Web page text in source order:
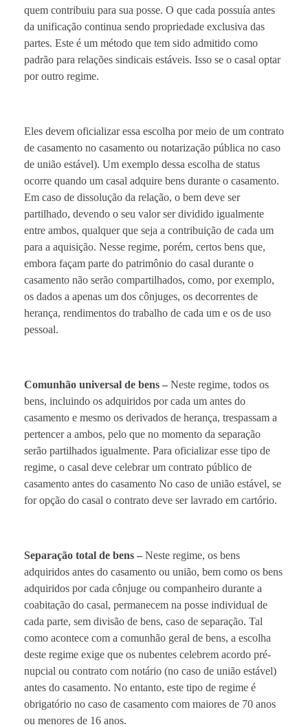
quem contribuiu para sua posse. O que cada possuía antes
da unificação continua sendo propriedade exclusiva das
partes. Este é um método que tem sido admitido como
padrão para relações sindicais estáveis. Isso se o casal optar
por outro regime.
Eles devem oficializar essa escolha por meio de um contrato
de casamento no casamento ou notarização pública no caso
de união estável). Um exemplo dessa escolha de status
ocorre quando um casal adquire bens durante o casamento.
Em caso de dissolução da relação, o bem deve ser
partilhado, devendo o seu valor ser dividido igualmente
entre ambos, qualquer que seja a contribuição de cada um
para a aquisição. Nesse regime, porém, certos bens que,
embora façam parte do patrimônio do casal durante o
casamento não serão compartilhados, como, por exemplo,
os dados a apenas um dos cônjuges, os decorrentes de
herança, rendimentos do trabalho de cada um e os de uso
pessoal.
Comunhão universal de bens – Neste regime, todos os
bens, incluindo os adquiridos por cada um antes do
casamento e mesmo os derivados de herança, trespassam a
pertencer a ambos, pelo que no momento da separação
serão partilhados igualmente. Para oficializar esse tipo de
regime, o casal deve celebrar um contrato público de
casamento antes do casamento No caso de união estável, se
for opção do casal o contrato deve ser lavrado em cartório.
Separação total de bens – Neste regime, os bens
adquiridos antes do casamento ou união, bem como os bens
adquiridos por cada cônjuge ou companheiro durante a
coabitação do casal, permanecem na posse individual de
cada parte, sem divisão de bens, caso de separação. Tal
como acontece com a comunhão geral de bens, a escolha
deste regime exige que os nubentes celebrem acordo pré-
nupcial ou contrato com notário (no caso de união estável)
antes do casamento. No entanto, este tipo de regime é
obrigatório no caso de casamento com maiores de 70 anos
ou menores de 16 anos.